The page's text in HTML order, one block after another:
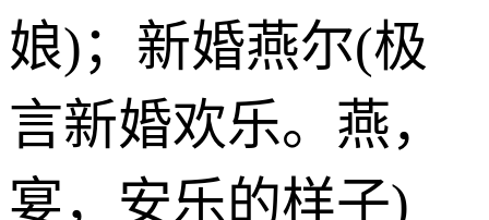
娘)；新婚燕尔(极
言新婚欢乐。燕，
宴，安乐的样子)